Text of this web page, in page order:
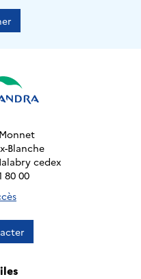
Blanche
cedex
80 00